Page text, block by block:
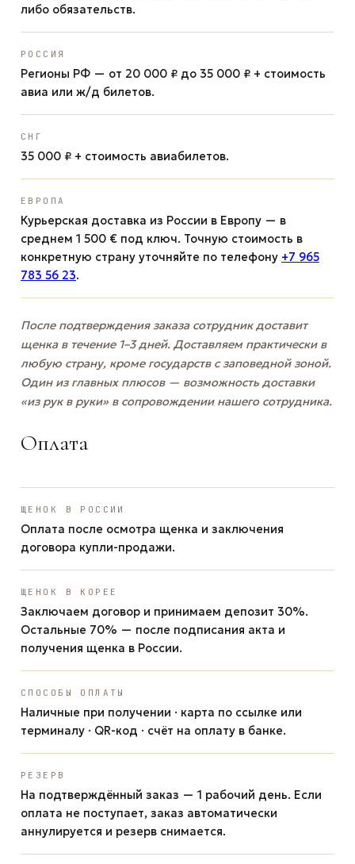
либо обязательств.
РОССИЯ
Регионы РФ — от 20 000 ₽ до 35 000 ₽ + стоимость
авиа или ж/д билетов.
СНГ
35 000 ₽ + стоимость авиабилетов.
ЕВРОПА
Курьерская доставка из России в Европу — в
среднем 1 500 € под ключ. Точную стоимость в
конкретную страну уточняйте по телефону +7 965
783 56 23.
После подтверждения заказа сотрудник доставит
щенка в течение 1–3 дней. Доставляем практически в
любую страну, кроме государств с заповедной зоной.
Один из главных плюсов — возможность доставки
«из рук в руки» в сопровождении нашего сотрудника.
Оплата
ЩЕНОК В РОССИИ
Оплата после осмотра щенка и заключения
договора купли-продажи.
ЩЕНОК В КОРЕЕ
Заключаем договор и принимаем депозит 30%.
Остальные 70% — после подписания акта и
получения щенка в России.
СПОСОБЫ ОПЛАТЫ
Наличные при получении · карта по ссылке или
терминалу · QR-код · счёт на оплату в банке.
РЕЗЕРВ
На подтверждённый заказ — 1 рабочий день. Если
оплата не поступает, заказ автоматически
аннулируется и резерв снимается.